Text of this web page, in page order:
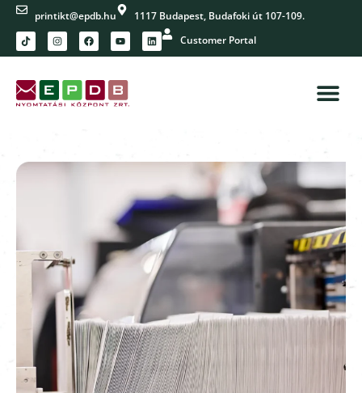
printikt@epdb.hu
1117 Budapest, Budafoki út 107-109.
Customer Portal